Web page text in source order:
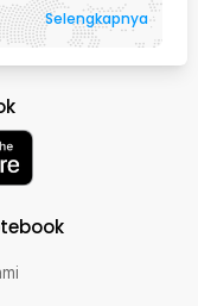
Selengkapnya